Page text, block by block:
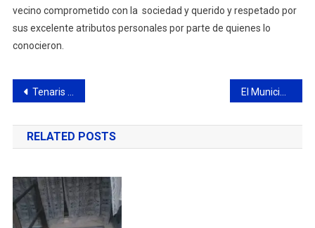
vecino comprometido con la sociedad y querido y respetado por
sus excelente atributos personales por parte de quienes lo
conocieron.
Navegación
de
entradas
Tenaris inauguró domos sustentables construidos por estudiantes técnicos en el Parque Nacional Ciervo de los pantanos El Municipio coordinó el rescate de un caballo que se encontraba en muy mal estado en barrio Lubo
RELATED POSTS